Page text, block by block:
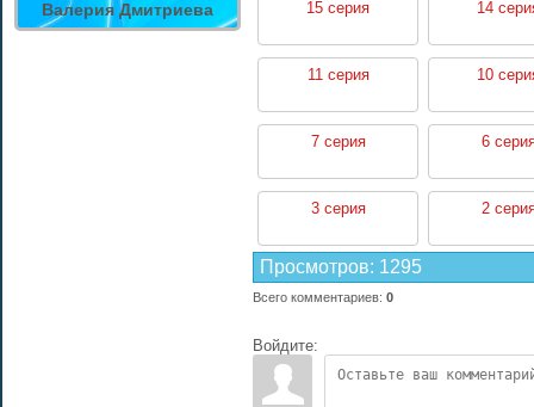
Валерия Дмитриева 15 серия 14
11 серия 10
7 серия 6
3 серия 2
Просмотров: 1295
Всего комментариев: 0
Войдите: